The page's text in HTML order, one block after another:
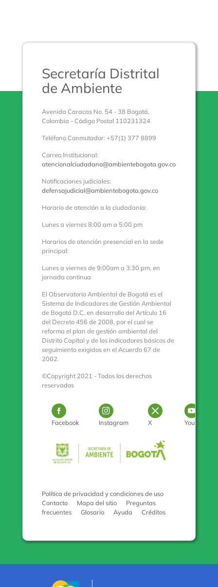
Secretaría Distrital
de Ambiente
Avenida Caracas No. 54 - 38 Bogotá,
Colombia - Código Postal 110231324
Teléfono Conmutador: +57(1) 377 8899
Correo Institucional:
atencionalciudadano@ambientebogota.gov.co
Notificaciones judiciales:
defensajudicial@ambientebogota.gov.co
Horario de atención a la ciudadanía:
Lunes a viernes 8:00 am a 5:00 pm
Horarios de atención presencial en la sede
principal:
Lunes a viernes de 9:00am a 3:30 pm, en
jornada continua
El Observatorio Ambiental de Bogotá es el
Sistema de Indicadores de Gestión Ambiental
de Bogotá D.C. en desarrollo del Artículo 16
del Decreto 456 de 2008, por el cual se
reforma el plan de gestión ambiental del
Distrito Capital y de los indicadores básicos de
seguimiento exigidos en el Acuerdo 67 de
2002.
©Copyright 2021 - Todos los derechos
reservados
Facebook Logo Facebook
InstagramLogo Instagram
XLogo TwitterYoutube
Política de privacidad y condiciones de uso
Contacto
Mapa del sitio
Preguntas
frecuentes
Glosario Ayuda Créditos